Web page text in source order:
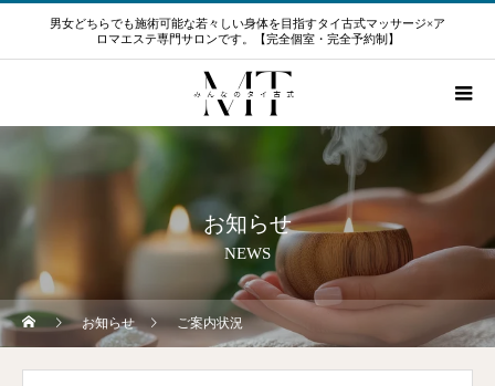
男女どちらでも施術可能な若々しい身体を目指すタイ古式マッサージ×ア
ロマエステ専門サロンです。【完全個室・完全予約制】
お知らせ
NEWS
お知らせ ご案内状況